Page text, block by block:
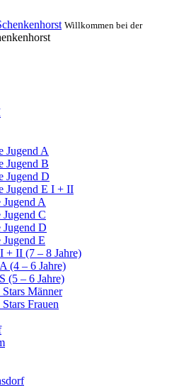
Willkommen bei der
Jugend A
Jugend B
Jugend D
Jugend E I + II
A
C
D
E
+ II (7 – 8 Jahre)
(4 – 6 Jahre)
(5 – 6 Jahre)
Männer
Frauen